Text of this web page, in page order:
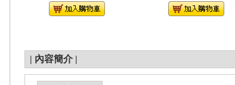
| 內容簡介 |